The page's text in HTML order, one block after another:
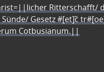
Ritterschafft/
Gesetz #[et]c̃
Cotbusianum.||